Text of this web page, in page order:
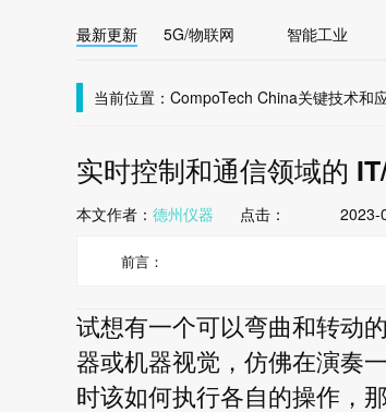
大
最新更新 5G/物联网 智能工业
当前位置： CompoTech China关键技术和
实时控制和通信领域的
本文作者： 德州仪器 点击： 2023-
前言：
试想有一个可以弯曲和转动
器或机器视觉，仿佛在演奏
时该如何执行各自的操作，